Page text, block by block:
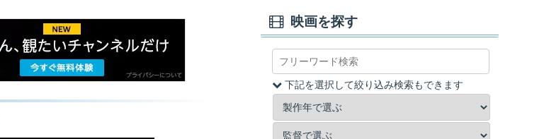
映画を探す
下記を選択して絞り込み検索もできます